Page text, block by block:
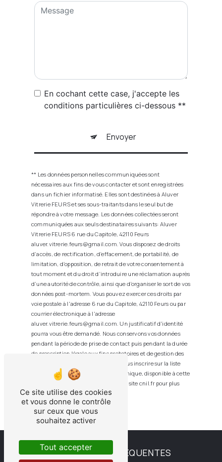
En cochant cette case, j'accepte les
conditions particulières ci-dessous **
Envoyer
** Les données personnelles communiquées sont
nécessaires aux fins de vous contacter et sont enregistrées
dans un fichier informatisé. Elles sont destinées à Aluver
Vitrerie FEURS et ses sous-traitants dans le seul but de
répondre à votre message. Les données collectées seront
communiquées aux seuls destinataires suivants: Aluver
Vitrerie FEURS 6 rue du Capitole, 42110 Feurs
aluver.vitrerie.feurs@gmail.com. Vous disposez de droits
d’accès, de rectification, d’effacement, de portabilité, de
limitation, d’opposition, de retrait de votre consentement à
tout moment et du droit d’introduire une réclamation auprès
d’une autorité de contrôle, ainsi que d’organiser le sort de vos
données post-mortem. Vous pouvez exercer ces droits par
voie postale à l'adresse 6 rue du Capitole, 42110 Feurs ou par
courrier électronique à l'adresse
aluver.vitrerie.feurs@gmail.com. Un justificatif d'identité
pourra vous être demandé. Nous conservons vos données
pendant la période de prise de contact puis pendant la durée
de prescription légale aux fins probatoires et de gestion des
contentieux. Vous avez le droit de vous inscrire sur la liste
d'opposition au démarchage téléphonique, disponible à cette
. Consultez le site cnil.fr pour plus
d’informations sur vos droits.
RECHERCHES FRÉQUENTES
Ce site utilise des cookies
et vous donne le contrôle
sur ceux que vous
souhaitez activer
Tout accepter